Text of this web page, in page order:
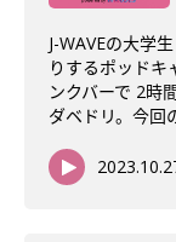
J-WAVEの大学
りするポッドキ
ンクバーで 2時
ダベドリ。今回